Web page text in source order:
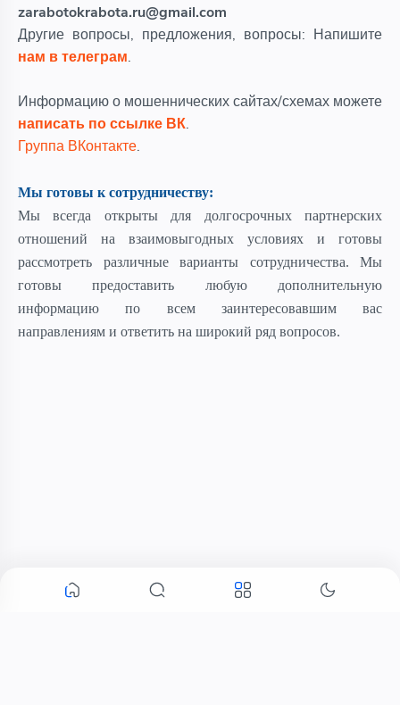
zarabotokrabota.ru@gmail.com
Другие вопросы, предложения, вопросы: Напишите
нам в телеграм.
Информацию о мошеннических сайтах/схемах можете
написать по ссылке ВК.
Группа ВКонтакте.
Мы готовы к сотрудничеству:
Мы всегда открыты для долгосрочных партнерских
отношений на взаимовыгодных условиях и готовы
рассмотреть различные варианты сотрудничества. Мы
готовы предоставить любую дополнительную
информацию по всем заинтересовавшим вас
направлениям и ответить на широкий ряд вопросов.